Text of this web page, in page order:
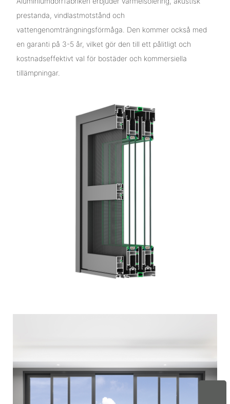
prestanda, vindlastmotstånd och
vattengenomträngningsförmåga. Den kommer också med
en garanti på 3-5 år, vilket gör den till ett pålitligt och
kostnadseffektivt val för bostäder och kommersiella
tillämpningar.